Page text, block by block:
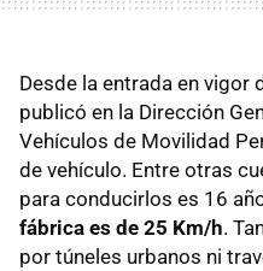
Desde la entrada en vigor
publicó en la Dirección
Vehículos de Movilidad
de vehículo. Entre otras
para conducirlos es 16
fábrica es de 25 Km/h.
por túneles urbanos ni